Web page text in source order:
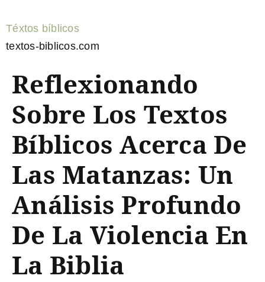
Téxtos bíblicos
textos-biblicos.com
Reflexionando
Sobre Los Textos
Bíblicos Acerca De
Las Matanzas: Un
Análisis Profundo
De La Violencia En
La Biblia